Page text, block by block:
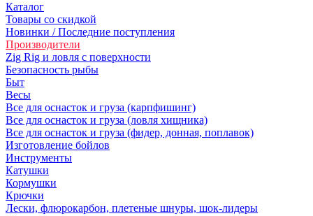
Каталог
Товары со скидкой
Новинки / Последние поступления
Производители
Zig Rig и ловля с поверхности
Безопасность рыбы
Быт
Весы
Все для оснасток и груза (карпфишинг)
Все для оснасток и груза (ловля хищника)
Все для оснасток и груза (фидер, донная, поплавок)
Изготовление бойлов
Инструменты
Катушки
Кормушки
Крючки
Лески, флюрокарбон, плетеные шнуры, шок-лидеры